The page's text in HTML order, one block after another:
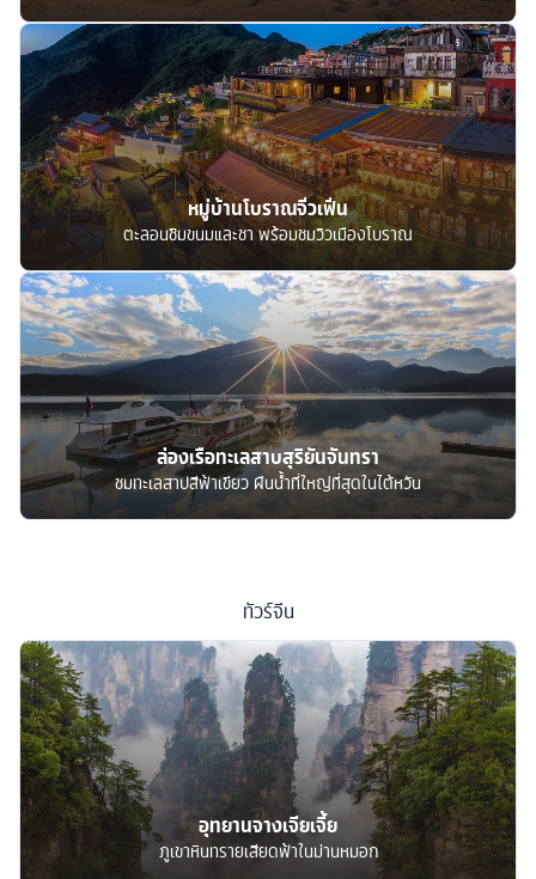
หมู่บ้านโบราณจิ่วเฟิ่น
ตะลอนชิมขนมและชา พร้อมชมวิวเมืองโบราณ
ล่องเรือทะเลสาบสุริยันจันทรา
ชมทะเลสาปสีฟ้าเขียว ผืนน้ำที่ใหญ่ที่สุดในไต้หวัน
ทัวร์จีน
อุทยานจางเจียเจี้ย
ภูเขาหินทรายเสียดฟ้าในม่านหมอก